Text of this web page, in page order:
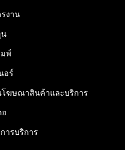
งาน
พ์
อร์
ฆษณาสินค้าและบริการ
ารบริการ